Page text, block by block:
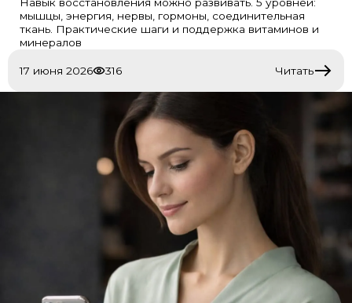
Навык восстановления можно развивать. 5 уровней:
мышцы, энергия, нервы, гормоны, соединительная
ткань. Практические шаги и поддержка витаминов и
минералов
17 июня 2026 316 Читать